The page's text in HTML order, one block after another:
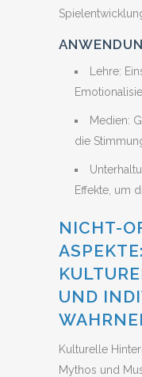
Lehre:
Medien:
die
Effekte, um
NICHT-
UND
Kulturelle
Mythos und